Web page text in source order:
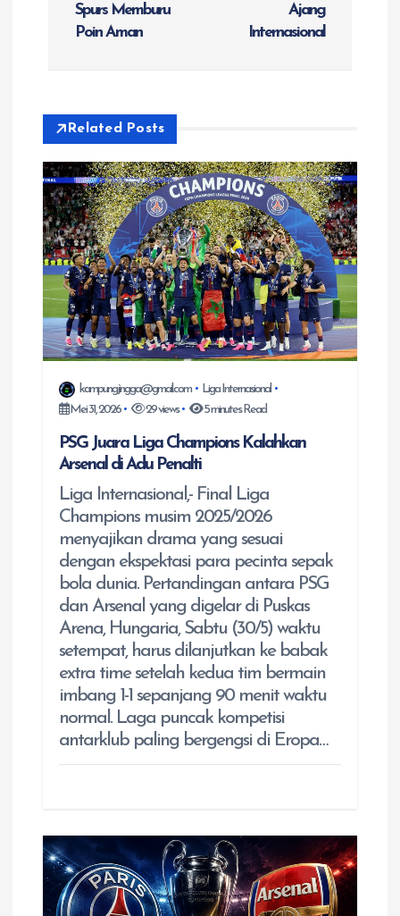
a
s
p
o
s
Spurs Memburu
Poin Aman
Ajang
Internasional
Related Posts
kampungjingga@gmail.com
Liga Internasional
Mei 31, 2026
29 views 5 minutes Read
PSG Juara Liga Champions Kalahkan
Arsenal di Adu Penalti
Liga Internasional,- Final Liga
Champions musim 2025/2026
menyajikan drama yang sesuai
dengan ekspektasi para pecinta sepak
bola dunia. Pertandingan antara PSG
dan Arsenal yang digelar di Puskas
Arena, Hungaria, Sabtu (30/5) waktu
setempat, harus dilanjutkan ke babak
extra time setelah kedua tim bermain
imbang 1-1 sepanjang 90 menit waktu
normal. Laga puncak kompetisi
antarklub paling bergengsi di Eropa…